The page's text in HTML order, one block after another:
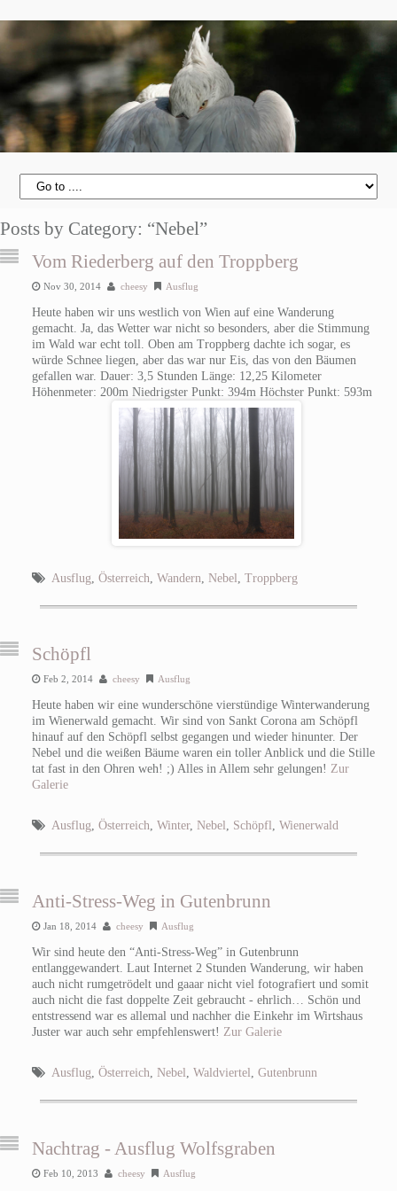
Posts by Category: “Nebel”
Vom Riederberg auf den Troppberg
Nov 30, 2014 cheesy Ausflug
Heute haben wir uns westlich von Wien auf eine Wanderung
gemacht. Ja, das Wetter war nicht so besonders, aber die Stimmung
im Wald war echt toll. Oben am Troppberg dachte ich sogar, es
würde Schnee liegen, aber das war nur Eis, das von den Bäumen
gefallen war. Dauer: 3,5 Stunden Länge: 12,25 Kilometer
Höhenmeter: 200m Niedrigster Punkt: 394m Höchster Punkt: 593m
Ausflug Österreich Wandern Nebel Troppberg
Schöpfl
Feb 2, 2014 cheesy Ausflug
Heute haben wir eine wunderschöne vierstündige Winterwanderung
im Wienerwald gemacht. Wir sind von Sankt Corona am Schöpfl
hinauf auf den Schöpfl selbst gegangen und wieder hinunter. Der
Nebel und die weißen Bäume waren ein toller Anblick und die Stille
tat fast in den Ohren weh! ;) Alles in Allem sehr gelungen! Zur
Galerie
Ausflug Österreich Winter, Nebel Schöpfl Wienerwald
Anti-Stress-Weg in Gutenbrunn
Jan 18, 2014 cheesy Ausflug
Wir sind heute den “Anti-Stress-Weg” in Gutenbrunn
entlanggewandert. Laut Internet 2 Stunden Wanderung, wir haben
auch nicht rumgetrödelt und gaaar nicht viel fotografiert und somit
auch nicht die fast doppelte Zeit gebraucht - ehrlich… Schön und
entstressend war es allemal und nachher die Einkehr im Wirtshaus
Juster war auch sehr empfehlenswert! Zur Galerie
Ausflug Österreich Nebel Waldviertel Gutenbrunn
Nachtrag - Ausflug Wolfsgraben
Feb 10, 2013 cheesy Ausflug